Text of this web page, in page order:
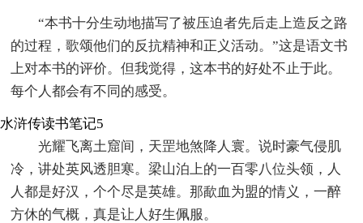
“本书十分生动地描写了被压迫者先后走上造反之路
的过程，歌颂他们的反抗精神和正义活动。”这是语文书
上对本书的评价。但我觉得，这本书的好处不止于此。
每个人都会有不同的感受。
水浒传读书笔记5
光耀飞离土窟间，天罡地煞降人寰。说时豪气侵肌
冷，讲处英风透胆寒。梁山泊上的一百零八位头领，人
人都是好汉，个个尽是英雄。那歃血为盟的情义，一醉
方休的气概，真是让人好生佩服。